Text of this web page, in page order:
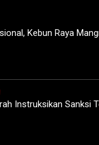
Kebun Raya
Instruksikan Sanksi